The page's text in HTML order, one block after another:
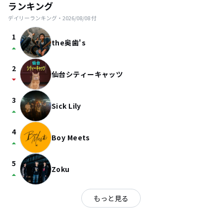
ランキング
デイリーランキング・ 2026/08/08付
1
arrow_drop_up the奥歯's
2
arrow_drop_down 仙台シティーキャッツ
3
arrow_drop_up Sick Lily
4
arrow_drop_up Boy Meets
5
arrow_drop_up Zoku
もっと見る